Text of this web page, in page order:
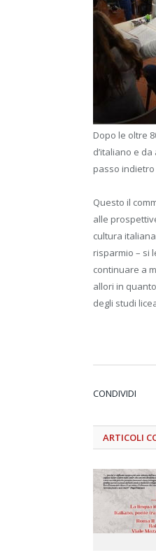
Dopo le oltre
d’italiano e
passo
Questo il
alle
cultura
risparmio – si
continuare a
allori in
degli studi
CONDIVIDI
ARTICOLI